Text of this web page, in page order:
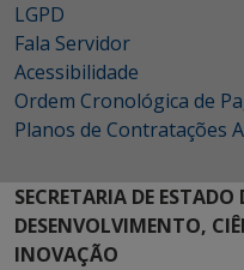
LGPD
Fala Servidor
Acessibilidade
Ordem Cronológica de
Planos de Contratações
SECRETARIA DE
DESENVOLVIMENTO,
INOVAÇÃO